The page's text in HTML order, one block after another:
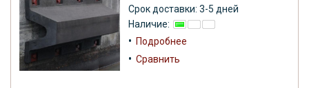
Срок доставки: 3-5 дней
Наличие:
• Подробнее
• Сравнить